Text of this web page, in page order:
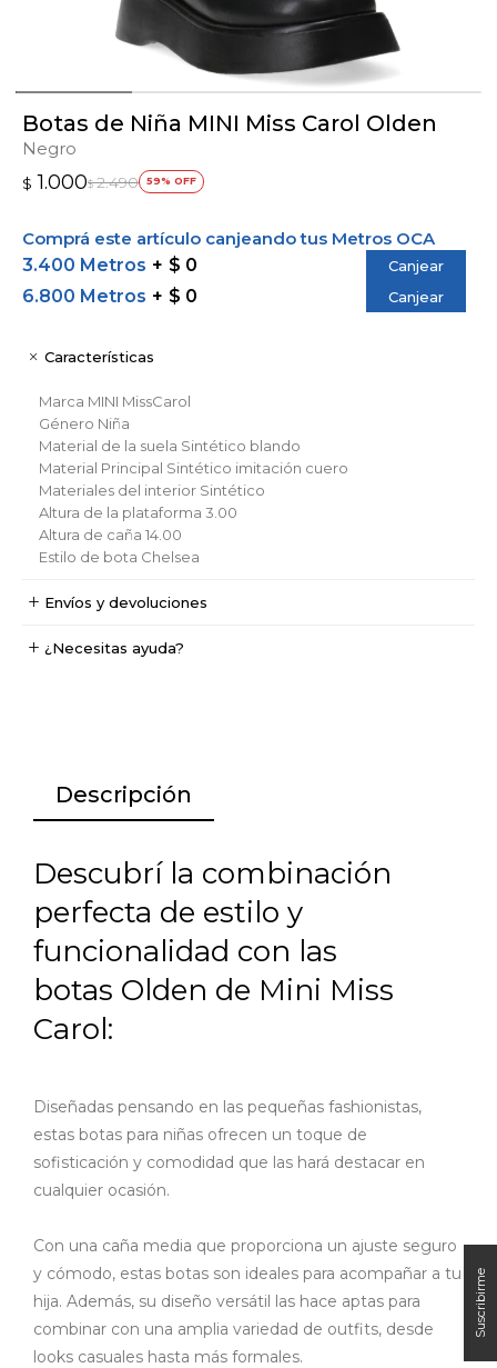
Botas de Niña MINI Miss Carol Olden
Negro
$ 1.000$ 2.490 59
Comprá este artículo canjeando tus Metros OCA
3.400 Metros
$ 0 Canjear
6.800 Metros $ 0 Canjear
Características
Marca MINI MissCarol
Género Niña
Material de la suela Sintético blando
Material Principal Sintético imitación cuero
Materiales del interior Sintético
Altura de la plataforma 3.00
Altura de caña 14.00
Estilo de bota Chelsea
Envíos y devoluciones
¿Necesitas ayuda?
Descripción
Descubrí la combinación
perfecta de estilo y
funcionalidad con las
botas Olden de Mini Miss
Carol:
Diseñadas pensando en las pequeñas fashionistas,
estas botas para niñas ofrecen un toque de
sofisticación y comodidad que las hará destacar en
cualquier ocasión.
Con una caña media que proporciona un ajuste seguro
y cómodo, estas botas son ideales para acompañar a tu
hija. Además, su diseño versátil las hace aptas para
combinar con una amplia variedad de outfits, desde
looks casuales hasta más formales.